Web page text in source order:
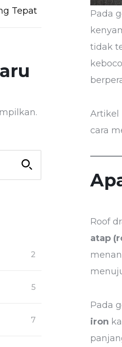
Pada
tidak
Artikel
cara
Roof
atap
Pada
iron
Tepat
2
5
7